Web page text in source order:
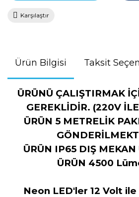
Karşılaştır
Ürün Bilgisi Taksit
ÜRÜNÜ ÇALIŞTIRMAK
GEREKLİDİR. (220V
ÜRÜN 5 METRELİK
ÜRÜN IP65 DIŞ MEKAN
ÜRÜN 4500
Neon LED'ler 12 Volt ile